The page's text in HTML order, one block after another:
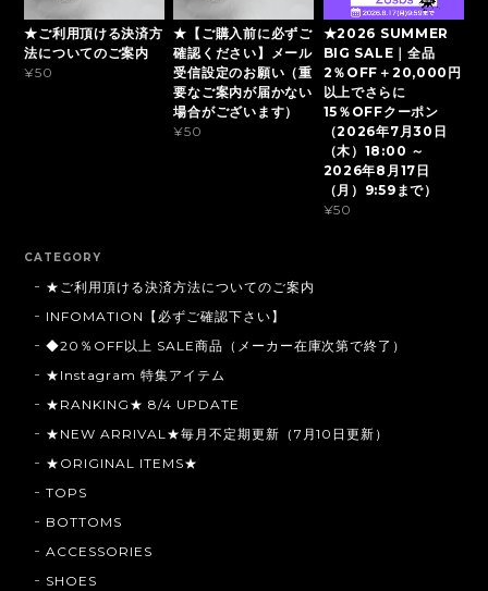
★ご利用頂ける決済方
法についてのご案内
¥50
★【ご購入前に必ずご
確認ください】メール
受信設定のお願い（重
要なご案内が届かない
場合がございます）
¥50
★2026 SUMMER
BIG SALE｜全品
2％OFF＋20,000円
以上でさらに
15％OFFクーポン
（2026年7月30日
（木）18:00 ～
2026年8月17日
（月）9:59まで）
¥50
CATEGORY
★ご利用頂ける決済方法についてのご案内
INFOMATION【必ずご確認下さい】
◆20％OFF以上 SALE商品（メーカー在庫次第で終了）
★Instagram 特集アイテム
★RANKING★ 8/4 UPDATE
★NEW ARRIVAL★毎月不定期更新（7月10日更新）
★ORIGINAL ITEMS★
TOPS
BOTTOMS
ACCESSORIES
SHOES